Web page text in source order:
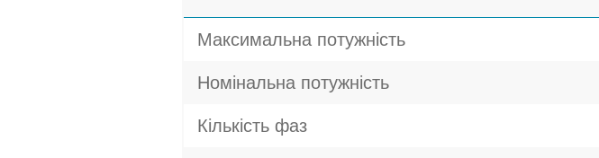
Максимальна потужність
Номінальна потужність
Кількість фаз